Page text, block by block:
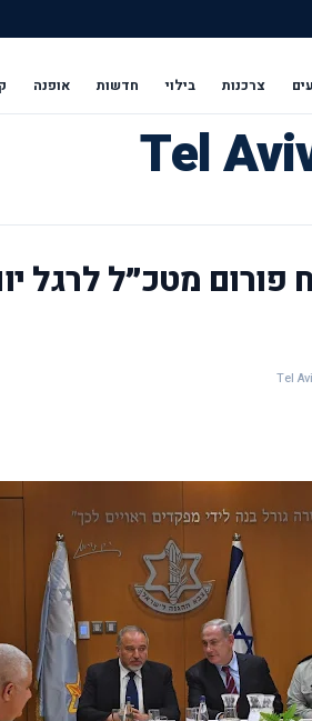
צרכנות בילוי חדשות אופנה
פורום מטכ״ל לרגל